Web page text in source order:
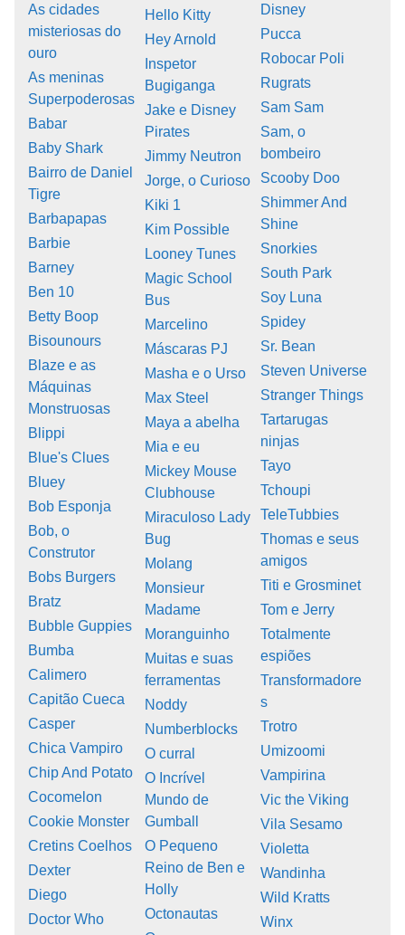
As cidades
misteriosas do
ouro
As meninas
Superpoderosas
Babar
Baby Shark
Bairro de Daniel
Tigre
Barbapapas
Barbie
Barney
Ben 10
Betty Boop
Bisounours
Blaze e as
Máquinas
Monstruosas
Blippi
Blue's Clues
Bluey
Bob Esponja
Bob, o
Construtor
Bobs Burgers
Bratz
Bubble Guppies
Bumba
Calimero
Capitão Cueca
Casper
Chica Vampiro
Chip And Potato
Cocomelon
Cookie Monster
Cretins Coelhos
Dexter
Diego
Doctor Who
Hello Kitty
Hey Arnold
Inspetor
Bugiganga
Jake e Disney
Pirates
Jimmy Neutron
Jorge, o Curioso
Kiki 1
Kim Possible
Looney Tunes
Magic School
Bus
Marcelino
Máscaras PJ
Masha e o Urso
Max Steel
Maya a abelha
Mia e eu
Mickey Mouse
Clubhouse
Miraculoso Lady
Bug
Molang
Monsieur
Madame
Moranguinho
Muitas e suas
ferramentas
Noddy
Numberblocks
O curral
O Incrível
Mundo de
Gumball
O Pequeno
Reino de Ben e
Holly
Octonautas
Disney
Pucca
Robocar Poli
Rugrats
Sam Sam
Sam, o
bombeiro
Scooby Doo
Shimmer And
Shine
Snorkies
South Park
Soy Luna
Spidey
Sr. Bean
Steven Universe
Stranger Things
Tartarugas
ninjas
Tayo
Tchoupi
TeleTubbies
Thomas e seus
amigos
Titi e Grosminet
Tom e Jerry
Totalmente
espiões
Transformadore
s
Trotro
Umizoomi
Vampirina
Vic the Viking
Vila Sesamo
Violetta
Wandinha
Wild Kratts
Winx